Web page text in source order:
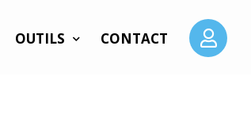
OUTILS CONTACT